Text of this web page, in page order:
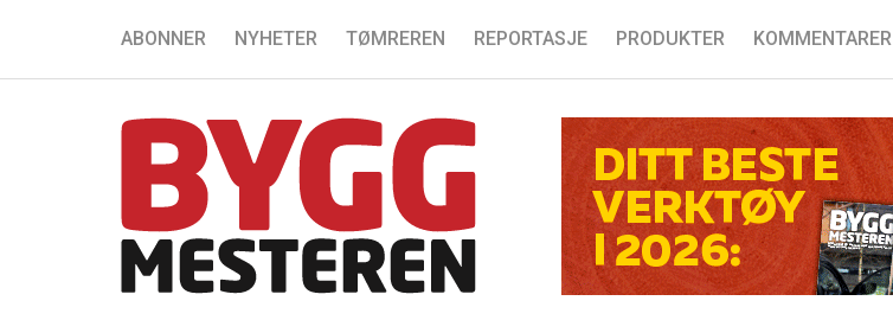
ABONNER NYHETER TØMREREN REPORTASJE PRODUKTER KOMMENTARER